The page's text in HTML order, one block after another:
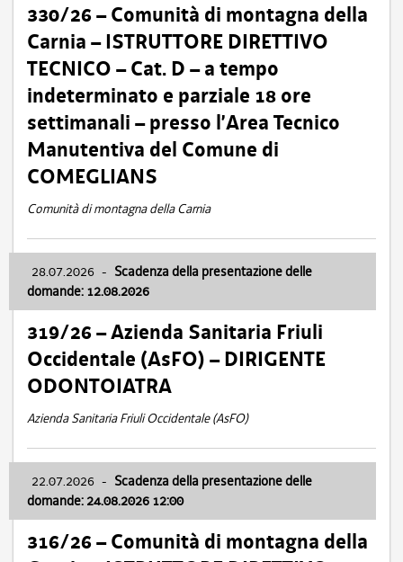
330/26 – Comunità di montagna della
Carnia – ISTRUTTORE DIRETTIVO
TECNICO – Cat. D – a tempo
indeterminato e parziale 18 ore
settimanali – presso l’Area Tecnico
Manutentiva del Comune di
COMEGLIANS
Comunità di montagna della Carnia
28.07.2026 - Scadenza della presentazione delle
domande: 12.08.2026
319/26 – Azienda Sanitaria Friuli
Occidentale (AsFO) – DIRIGENTE
ODONTOIATRA
Azienda Sanitaria Friuli Occidentale (AsFO)
22.07.2026 - Scadenza della presentazione delle
domande: 24.08.2026 12:00
316/26 – Comunità di montagna della